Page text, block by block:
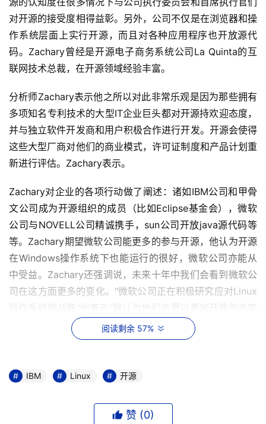
对开源的接受度相得益彰。另外，公司不仅是在浏览器和操
作系统层面上实行开源，而且对各种应用程序也开放源代
码。Zachary曾经是开源电子商务系统公司La Quinta的互
联网技术总裁，在开源领域经验丰富。
分析师Zachary表示他之所以对此非常乐观是因为那些拥有
多项知名专利技术的大型IT企业巨头都对开源持欢迎态度，
并与独立软件开发商和用户积极合作进行开发。开源会使得
这些大型厂商对他们的商业模式，许可证制度和产品计划重
新进行评估。Zachary表示。
Zachary对企业的各项行动做了阐述：诸如IBM公司和甲骨
文公司成为开源组织的成员（比如Eclipse基金会），微软
公司与NOVELL公司精诚携手，sun公司开放java源代码等
等。Zachary期望微软公司能更多的参与开源，他认为开源
在Windows操作系统下也能运行的很好，微软公司亦能从
中受益。Zachary还强调说，未来十年中我们会看到微软公
司在这方面更多的变化。"微软公司正在积极研究应对Linux
操作系统的战略"他表示"我认为他们会更以更加开放的态度
年的并购行为更加剧烈，Zachary介绍说，2006年有16项
相关并购活动，到2007年并购的数量已经升至25项，开源
公司的投资也有所加大（2006年53家公司的投入是530万
美金，2007年39家公司的投入为2700万美金）。
阅读剩余 57%
IBM Linux 开源
赞 (0)